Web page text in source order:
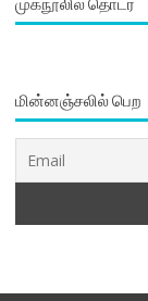
மின்னஞ்சலில் பெற